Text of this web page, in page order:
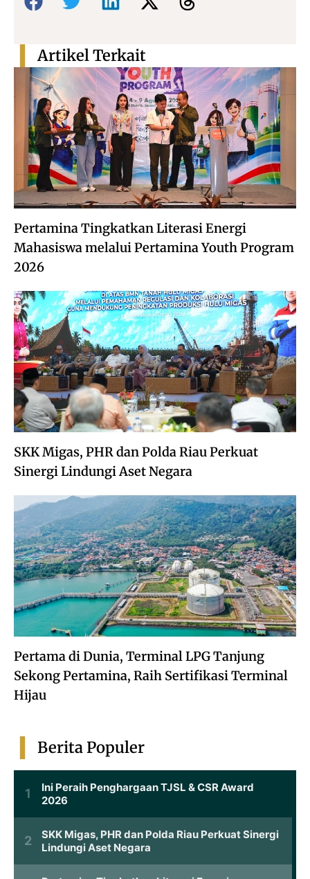
Pertamina Tingkatkan Literasi Energi
Mahasiswa melalui Pertamina Youth Program
2026
SKK Migas, PHR dan Polda Riau Perkuat
Sinergi Lindungi Aset Negara
Pertama di Dunia, Terminal LPG Tanjung
Sekong Pertamina, Raih Sertifikasi Terminal
Hijau
Artikel Terkait
Berita Populer